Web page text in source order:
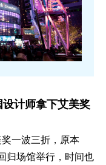
计师拿下艾美奖
一波三折，原本
归场馆举行，时间也